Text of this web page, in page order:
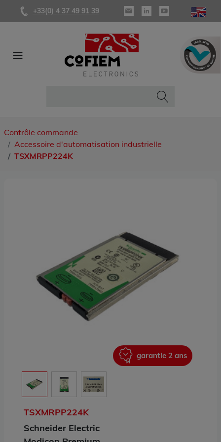
+33(0) 4 37 49 91 39
Contrôle commande
Accessoire d'automatisation industrielle
TSXMRPP224K
garantie 2 ans
TSXMRPP224K
Schneider Electric